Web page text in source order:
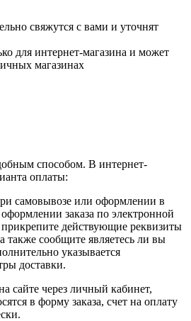
свяжутся с вами и уточнят
для интернет-магазина и может
магазинах
способом. В интернет-
оплаты:
самовывозе или оформлении в
заказа по электронной
действующие реквизиты
также сообщите являетесь ли вы
указывается
доставки.
сайте через личный кабинет,
в форму заказа, счет на оплату